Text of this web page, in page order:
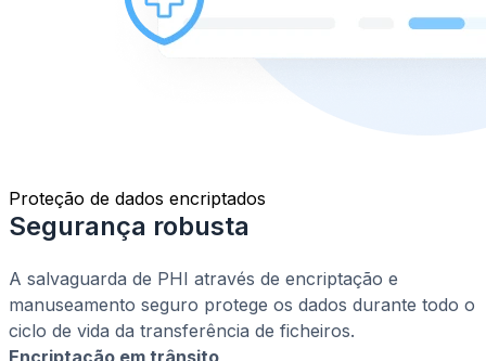
Proteção de dados encriptados
Segurança robusta
A salvaguarda de PHI através de encriptação e
manuseamento seguro protege os dados durante todo o
ciclo de vida da transferência de ficheiros.
Encriptação em trânsito